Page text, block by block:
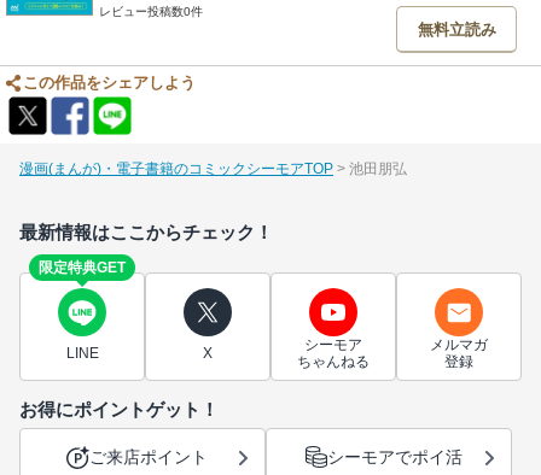
レビュー投稿数0件
無料立読み
この作品をシェアしよう
漫画(まんが)・電子書籍のコミックシーモアTOP 池田朋弘
最新情報はここからチェック！
限定特典GET
LINE X
シーモア
ちゃんねる
メルマガ
登録
お得にポイントゲット！
ご来店ポイント シーモアでポイ活